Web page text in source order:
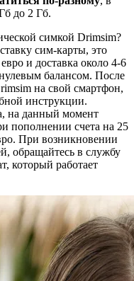
до 2 Гб.
симкой Drimsim?
сим-карты, это
и доставка около 4-6
балансом. После
на свой смартфон,
инструкции.
на данный момент
пополнении счета на 25
При возникновении
обращайтесь в службу
который работает